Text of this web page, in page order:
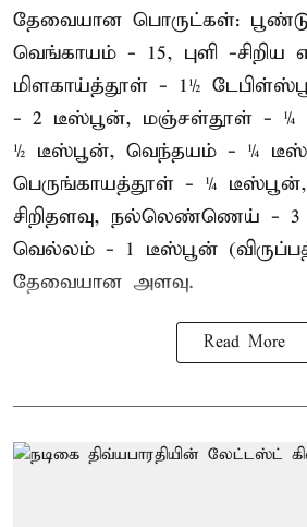
தேவையான பொருட்கள்:
வெங்காயம் - 15, புளி -சிறிய
மிளகாய்த்தூள் - 1½
- 2 டீஸ்பூன், மஞ்சள்தூள் - ¼
½ டீஸ்பூன், வெந்தயம் - ¼
பெருங்காயத்தூள் - ¼
சிறிதளவு, நல்லெண்ணெய் - 3
வெல்லம் - 1 டீஸ்பூன்
தேவையான அளவு.
Read More